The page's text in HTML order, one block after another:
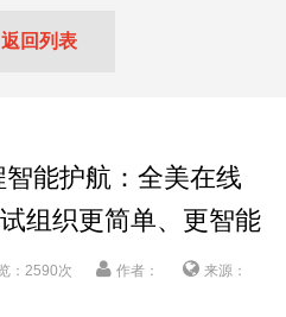
返回列表
能护航：全美在线
试组织更简单、更智能
：2590次 作者： 来源：